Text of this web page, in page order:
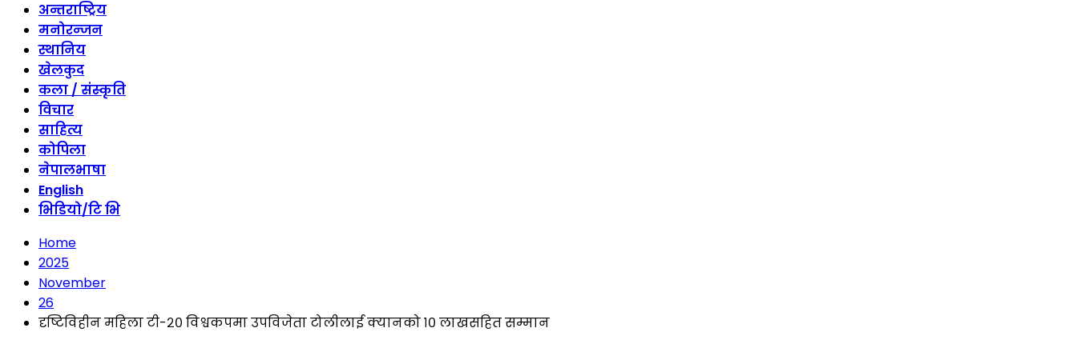
अन्तराष्ट्रिय
मनोरन्जन
स्थानिय
खेलकुद
कला / संस्कृति
विचार
साहित्य
कोपिला
नेपालभाषा
English
भिडियो/टि भि
Home
2025
November
26
दृष्टिविहीन महिला टी-२० विश्वकपमा उपविजेता टोलीलाई क्यानको १० लाखसहित सम्मान